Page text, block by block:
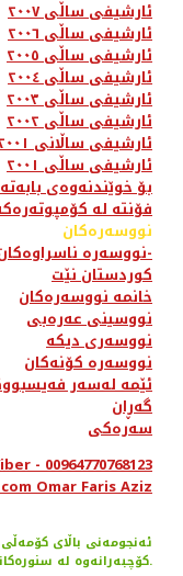
ئارشیفی ساڵی ٢٠٠٧
ئارشیفی ساڵی ٢٠٠٦
ئارشیفی ساڵی ٢٠٠٥
ئارشیفی ساڵی ٢٠٠٤
ئارشیفی ساڵی ٢٠٠٣
ئارشیفی ساڵی ٢٠٠٢
ئارشیفی ساڵانی ٢٠٠١ تا ٢٠٠٦
ئارشیفی ساڵی ٢٠٠١
بۆ خوێندنەوەی
فۆنتە لە
نووسەرەکان
نووسەرە ناسراوەکان-
کوردستان نێت
خانمە نووسەرەکان
نووسینی عەرەبی
نووسەری دیکە
نووسەرە کۆنەکان
ئێمە لەسەر
گەڕان
سەرەکی
- 00964770768123
Omar Faris Aziz
ئه‌نجومه‌نی باڵای
كۆچبه‌رانه‌وه‌ له‌ سنوره‌كانی بیلاروسیاو پۆڵه‌ندا بڵاوكرده‌وه‌.